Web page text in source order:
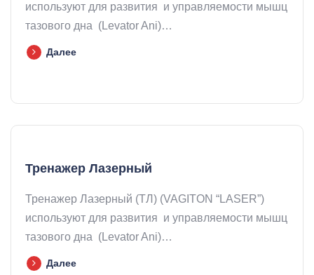
используют для развития и управляемости мышц
тазового дна (Levator Ani)…
Далее
Тренажер Лазерный
Тренажер Лазерный (ТЛ) (VAGITON “LASER”)
используют для развития и управляемости мышц
тазового дна (Levator Ani)…
Далее